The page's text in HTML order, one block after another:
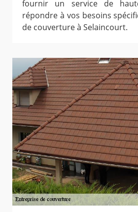
fournir un service de
répondre à vos besoins
de couverture à Selaincourt.